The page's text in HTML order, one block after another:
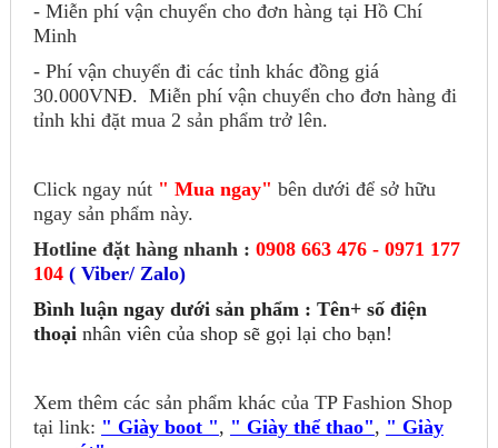
- Miễn phí vận chuyển cho đơn hàng tại Hồ Chí
Minh
- Phí vận chuyển đi các tỉnh khác đồng giá
30.000VNĐ. Miễn phí vận chuyển cho đơn hàng đi
tỉnh khi đặt mua 2 sản phẩm trở lên.
Click ngay nút" Mua ngay" bên dưới để sở hữu
ngay sản phẩm này.
Hotline đặt hàng nhanh : 0908 663 476 - 0971 177
104( Viber/ Zalo)
Bình luận ngay dưới sản phẩm : Tên+ số điện
thoạinhân viên của shop sẽ gọi lại cho bạn!
Xem thêm các sản phẩm khác của TP Fashion Shop
tại link: " Giày boot ", " Giày thể thao", " Giày